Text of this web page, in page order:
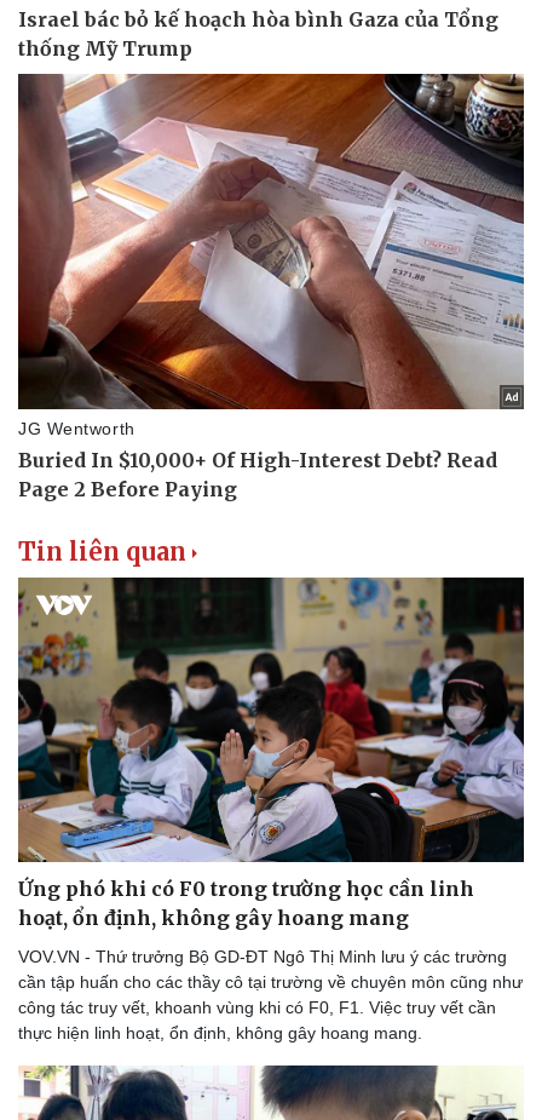
Tin liên quan
Ứng phó khi có F0 trong trường học cần linh
hoạt, ổn định, không gây hoang mang
VOV.VN - Thứ trưởng Bộ GD-ĐT Ngô Thị Minh lưu ý các trường
cần tập huấn cho các thầy cô tại trường về chuyên môn cũng như
công tác truy vết, khoanh vùng khi có F0, F1. Việc truy vết cần
thực hiện linh hoạt, ổn định, không gây hoang mang.